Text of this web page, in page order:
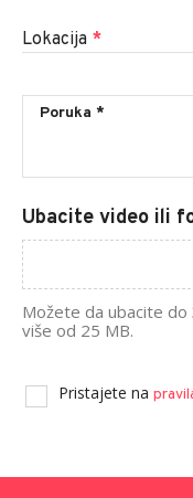
Lokacija *
Ubacite video ili
Možete da ubacite
više od 25 MB.
Pristajete na